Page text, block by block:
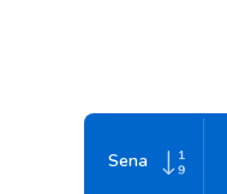
Sena